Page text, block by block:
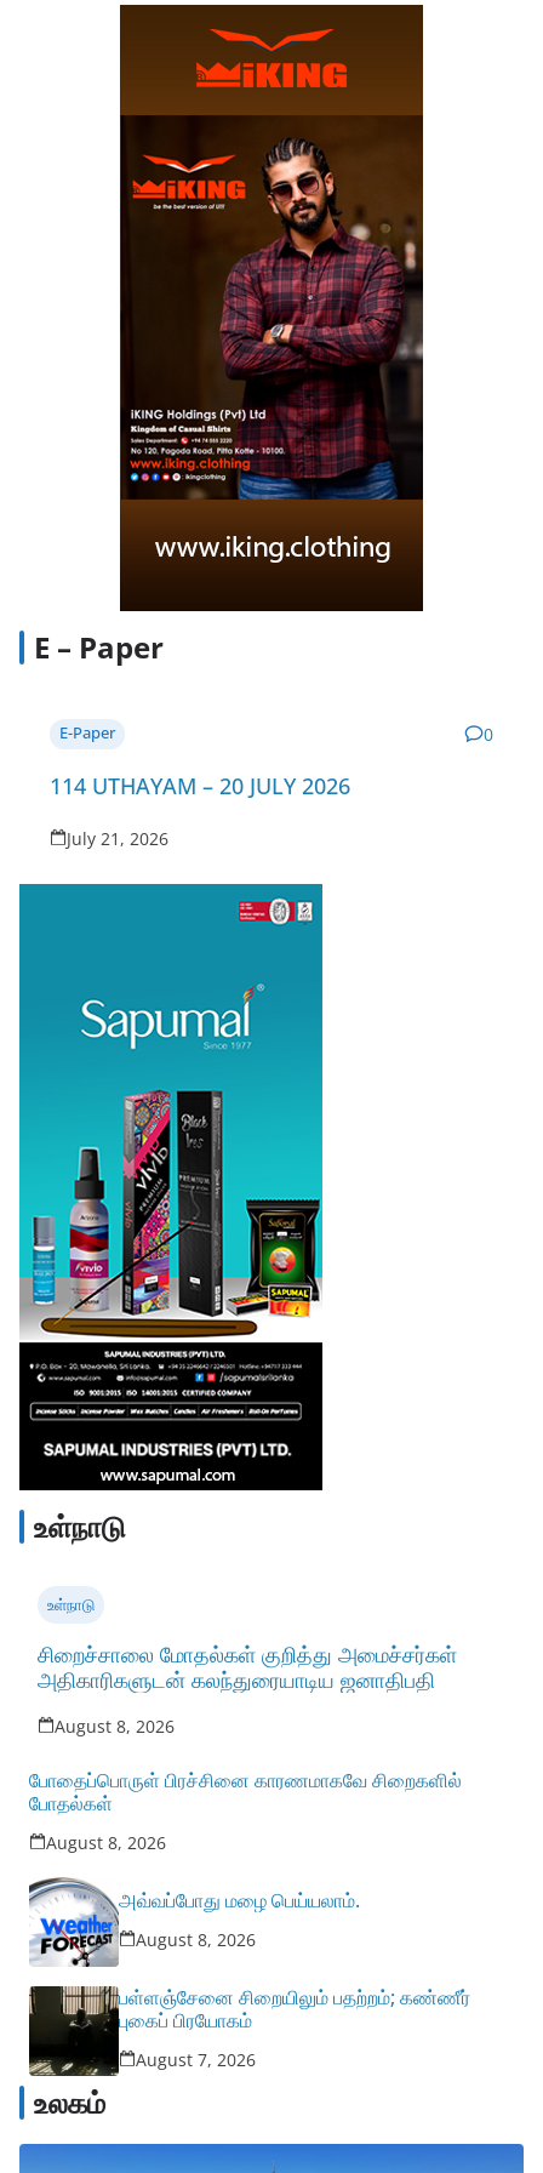
E – Paper
E-Paper 0
114 UTHAYAM – 20 JULY 2026
July 21, 2026
உள்நாடு
உள்நாடு
சிறைச்சாலை மோதல்கள் குறித்து அமைச்சர்கள்
அதிகாரிகளுடன் கலந்துரையாடிய ஜனாதிபதி
August 8, 2026
போதைப்பொருள் பிரச்சினை காரணமாகவே சிறைகளில்
போதல்கள்
August 8, 2026
அவ்வப்போது மழை பெய்யலாம்.
August 8, 2026
பள்ளஞ்சேனை சிறையிலும் பதற்றம்; கண்ணீர்
புகைப் பிரயோகம்
August 7, 2026
உலகம்